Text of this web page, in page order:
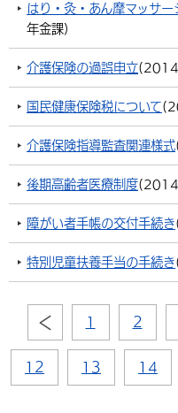
はり・灸・あん摩マッサー
年金課)
介護保険の過誤申立(
国民健康保険税について(
介護保険指導監査関連様式
後期高齢者医療制度(
障がい者手帳の交付手続き
特別児童扶養手当の手続き
1 2
12 13 14